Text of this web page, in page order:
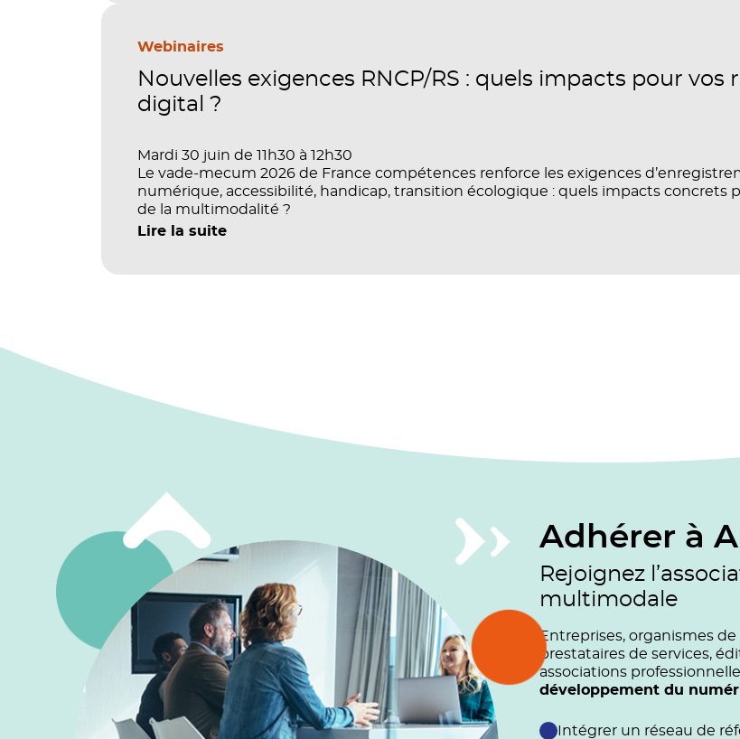
Webinaires
Nouvelles exigences RNCP/RS : quels impacts pour
digital ?
Mardi 30 juin de 11h30 à 12h30
Le vade-mecum 2026 de France compétences renforce les exigences
numérique, accessibilité, handicap, transition écologique : quels impacts concrets
de la multimodalité ?
Lire la suite
Adhérer à
Rejoignez
multimodale
Entreprises, organismes
prestataires de services,
associations
développement du
Intégrer un réseau de